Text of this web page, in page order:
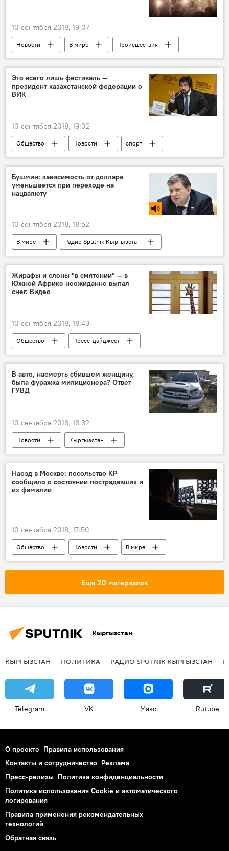
10 сентября 2018, 19:07
Новости В мире
Происшествия
Россия
Автонаезд на пешеходов в Москве
клуб
Это всего лишь фестиваль —
президент казахстанской федерации о
ВИК
10 сентября 2018, 19:02
Общество Новости
спорт
В мире
Кыргызстан
Азия
Казахстан
Всемирные игры кочевников
Бушмин: зависимость от доллара
уменьшается при переходе на
нацвалюту
10 сентября 2018, 18:52
В мире
Радио Sputnik Кыргызстан
экономика
доллар
зависимость
торговля
переход
Жирафы и слоны "в смятении" — в
Южной Африке неожиданно выпал
снег. Видео
10 сентября 2018, 18:43
Общество
Пресс-дайджест
Новости
В мире
Южная Африка
снег
аномалия животные
В авто, насмерть сбившем женщину,
была фуражка милиционера? Ответ
ГУВД
10 сентября 2018, 18:32
Новости
Кыргызстан
Происшествия
Бишкек
УОБДД
милиционер
Наезд в Москве: посольство КР
сообщило о состоянии пострадавших и
их фамилии
10 сентября 2018, 17:50
Общество Новости
В мире
Происшествия
Россия
ДТП
конфликт
состояние
Кыргызстан
Еще 20 материалов
Кыргызстан
КЫРГЫЗСТАН ПОЛИТИКА РАДИО SPUTNIK КЫРГЫЗСТАН
Telegram VK Макс Rutube
О проекте Правила использования
Контакты и сотрудничество Реклама
Пресс-релизы Политика конфиденциальности
Политика использования Cookie и автоматического
логирования
Правила применения рекомендательных
технологий
Обратная связь